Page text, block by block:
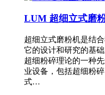
LUM 超细立式磨
超细立式磨粉机是结
它的设计和研究的基
超细粉碎理论的一种
业设备，包括超细粉
式…